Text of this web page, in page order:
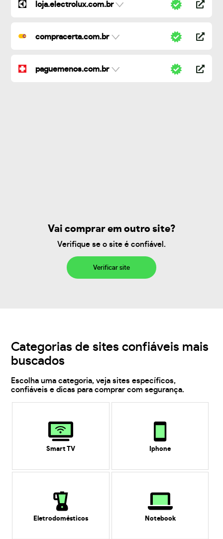
loja.electrolux.com.br
compracerta.com.br
paguemenos.com.br
Vai comprar em outro site?
Verifique se o site é confiável.
Verificar site
Categorias de sites confiáveis mais
buscados
Escolha uma categoria, veja sites específicos,
confiáveis e dicas para comprar com segurança.
Smart TV Iphone
Eletrodomésticos Notebook